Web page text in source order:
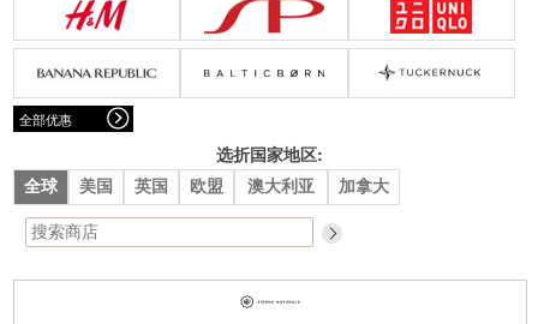
腰带
围巾
小包
手表/珠宝
上架新款
$100以下
服装
连衣裙
裙子
上衣/毛线衣
上架新款
折扣
流行系列
著名品牌
流行品牌
新潮别致
悠闲运动
全部优惠
选折国家地区:
全球 美国 英国 欧盟 澳大利亚 加拿大